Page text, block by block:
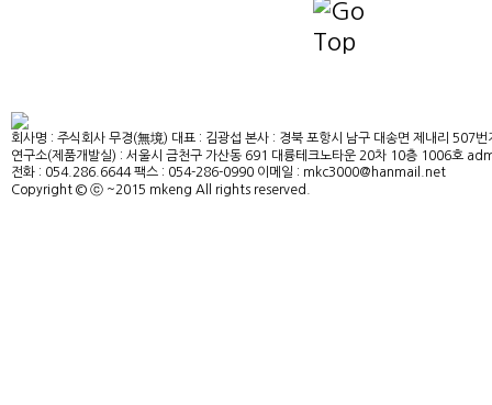
회사명 : 주식회사 무경(無境) 대표 : 김광섭 본사 : 경북 포항시 남구 대송면 제내리 507번
연구소(제품개발실) : 서울시 금천구 가산동 691 대륭테크노타운 20차 10층 1006호
전화 : 054.286.6644 팩스 : 054-286-0990 이메일 : mkc3000@hanmail.net
Copyright © ⓒ ~2015 mkeng All rights reserved.